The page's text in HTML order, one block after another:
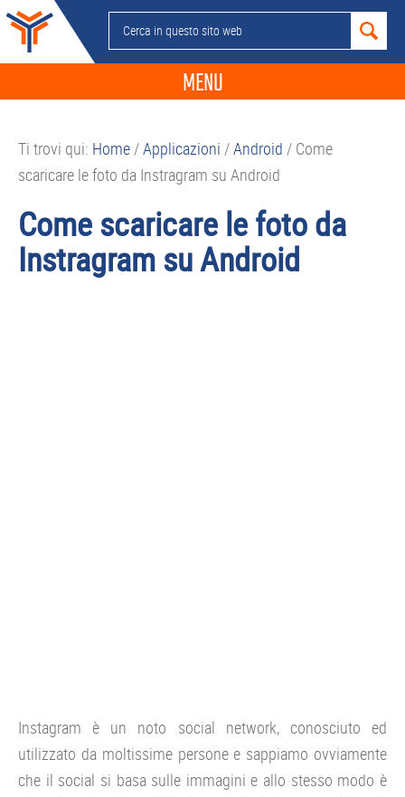
Passa
alla
navigazione
Passa
contenuto
Passa
alla
barra
Passa
piè
Cerca
in
sito
MENU
GUIDE ACQUISTO
SMARTPHONE
TABLET
Ti trovi qui: Home/Applicazioni /Android / Come
scaricare le foto da Instragram su Android
Come scaricare le foto da
Instragram su Android
Instagram è un noto social network, conosciuto ed
utilizzato da moltissime persone e sappiamo ovviamente
che il social si basa sulle immagini e allo stesso modo è